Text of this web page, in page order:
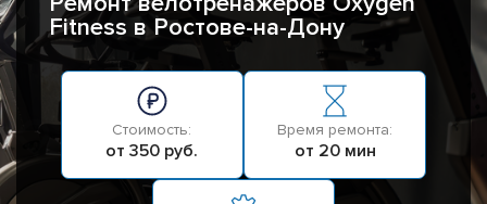
Fitness в Ростове-на-Дону
Стоимость:
от 350 руб.
Время ремонта:
от 20 мин